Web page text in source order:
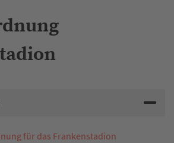
für das Frankenstadion